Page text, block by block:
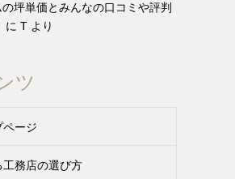
坪単価とみんなの口コミや評判
に T より
ツ
ページ
工務店の選び方